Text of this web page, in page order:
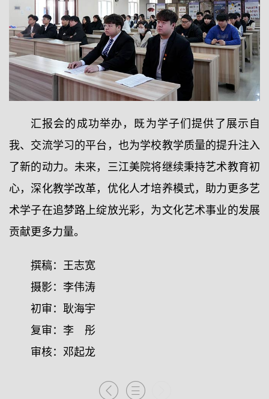
汇报会的成功举办，既为学子们提供了展示自
我、交流学习的平台，也为学校教学质量的提升注入
了新的动力。未来，三江美院将继续秉持艺术教育初
心，深化教学改革，优化人才培养模式，助力更多艺
术学子在追梦路上绽放光彩，为文化艺术事业的发展
贡献更多力量。
撰稿：王志宽
摄影：李伟涛
初审：耿海宇
复审：李 彤
审核：邓起龙